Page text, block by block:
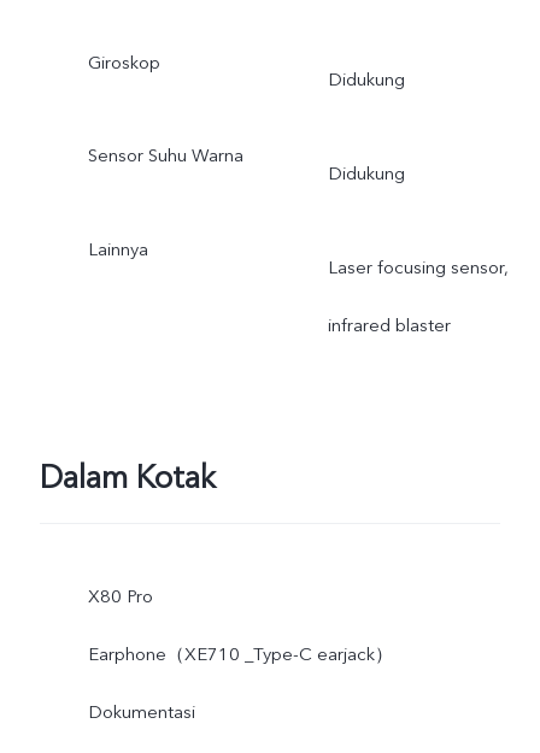
Giroskop
Didukung
Sensor Suhu Warna
Didukung
Lainnya
Laser focusing sensor,
infrared blaster
Dalam Kotak
X80 Pro
Earphone（XE710 _Type-C earjack）
Dokumentasi